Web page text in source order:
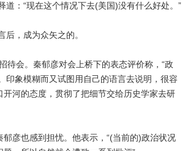
：“现在这个情况下去(美国)没有什么好处。”
，成为众矢之的。
会。秦郁彦对会上桥下的表态评价称，“政
印象模糊而又试图用自己的语言去说明，很容
河的态度，贯彻了把细节交给历史学家去研
彦也感到担忧。他表示，“(当前的)政治状况